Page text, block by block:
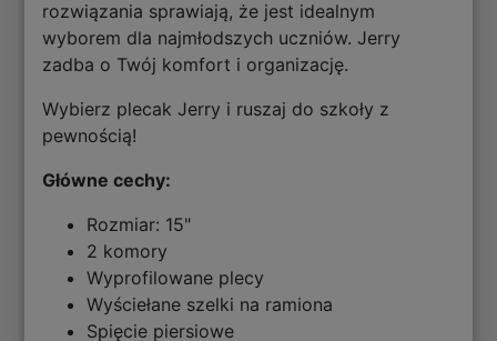
rozwiązania sprawiają, że jest idealnym
wyborem dla najmłodszych uczniów. Jerry
zadba o Twój komfort i organizację.
Wybierz plecak Jerry i ruszaj do szkoły z
pewnością!
Główne cechy:
Rozmiar: 15"
2 komory
Wyprofilowane plecy
Wyściełane szelki na ramiona
Spięcie piersiowe